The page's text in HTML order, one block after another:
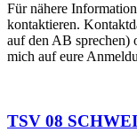
Für nähere
kontaktieren.
auf den AB sprechen)
mich auf eure
TSV 08